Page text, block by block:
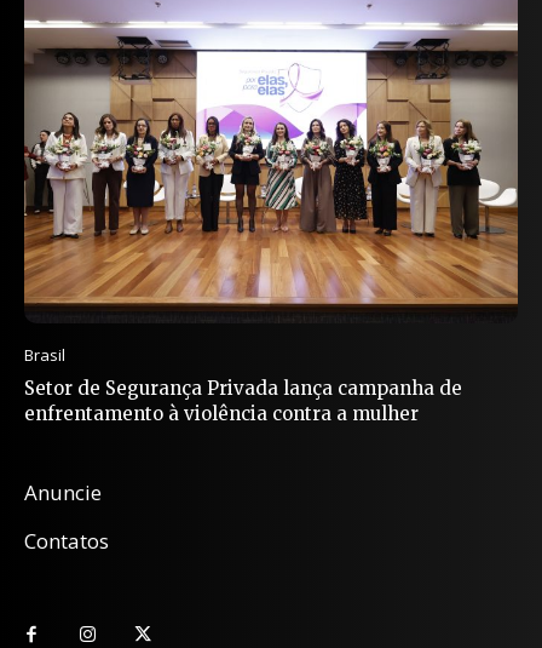
Brasil
Setor de Segurança Privada lança campanha de
enfrentamento à violência contra a mulher
Anuncie
Contatos